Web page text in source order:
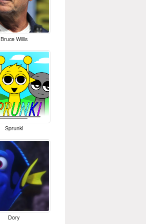
Bruce Willis
Sprunki
Dory